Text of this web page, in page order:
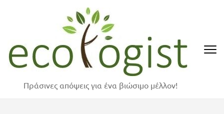
Enter)
Πράσινες απόψεις για ένα βιώσιμο μέλλον!